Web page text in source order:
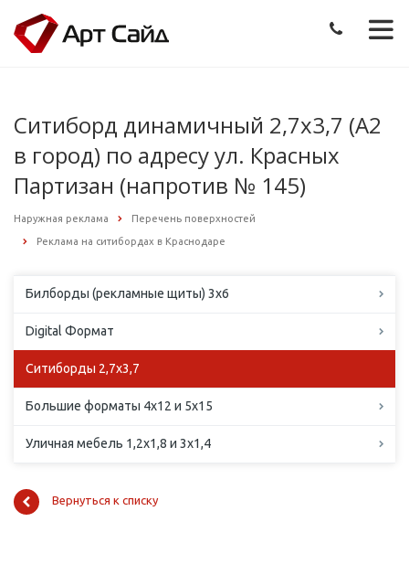
Ситиборд динамичный 2,7х3,7 (А2
в город) по адресу ул. Красных
Партизан (напротив № 145)
Наружная реклама Перечень поверхностей
Реклама на ситибордах в Краснодаре
Билборды (рекламные щиты) 3х6
Digital Формат
Ситиборды 2,7х3,7
Большие форматы 4х12 и 5х15
Уличная мебель 1,2х1,8 и 3х1,4
Вернуться к списку